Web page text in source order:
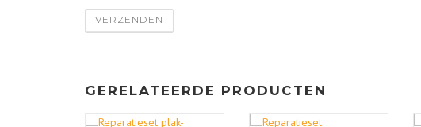
GERELATEERDE PRODUCTEN